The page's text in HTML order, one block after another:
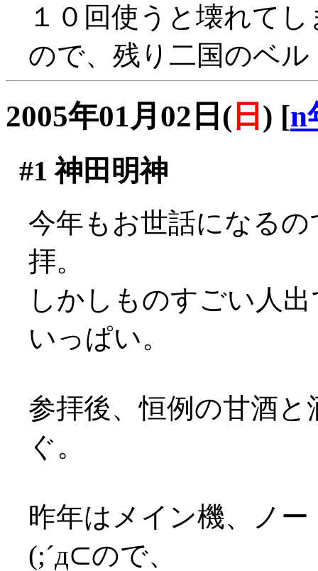
１０回使うと壊れて
ので、残り二国のベ
2005年01月02日( 日 ) [n
#1 神田明神
今年もお世話になる
拝。
しかしものすごい人
いっぱい。
参拝後、恒例の甘酒
ぐ。
昨年はメイン機、ノ
(;´д⊂ので、